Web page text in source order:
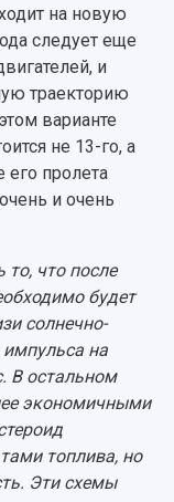
на новую
следует еще
и
траекторию
варианте
не 13-го, а
пролета
и очень
что после
будет
солнечно-
на
В остальном
экономичными
топлива, но
Эти схемы